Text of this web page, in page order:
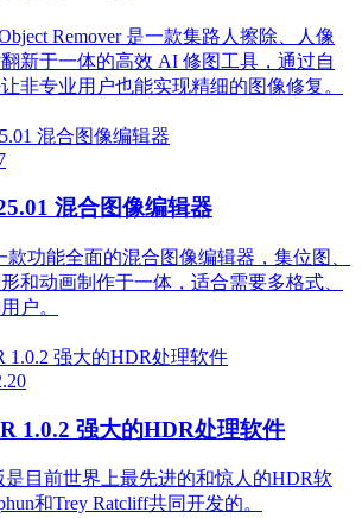
Remover 是一款集路人擦除、人像
新于一体的高效 AI 修图工具，通过自
非专业用户也能实现精细的图像修复。
混合图像编辑器
款功能全面的混合图像编辑器，集位图、
和动画制作于一体，适合需要多格式、
户。
1.0.2 强大的HDR处理软件
是目前世界上最先进的和惊人的HDR软
和Trey Ratcliff共同开发的。